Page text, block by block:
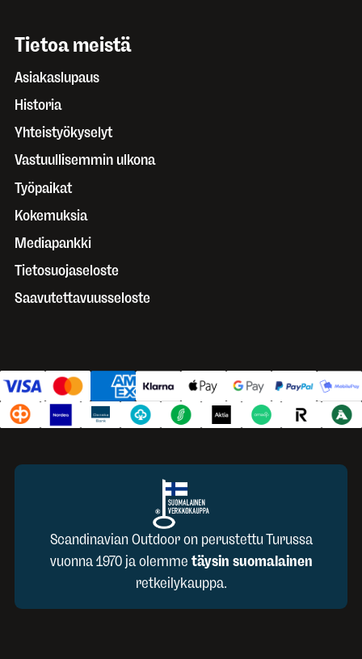
Tietoa meistä
Asiakaslupaus
Historia
Yhteistyökyselyt
Vastuullisemmin ulkona
Työpaikat
Kokemuksia
Mediapankki
Tietosuojaseloste
Saavutettavuusseloste
Scandinavian Outdoor on perustettu Turussa
vuonna 1970 ja olemme täysin suomalainen
retkeilykauppa.